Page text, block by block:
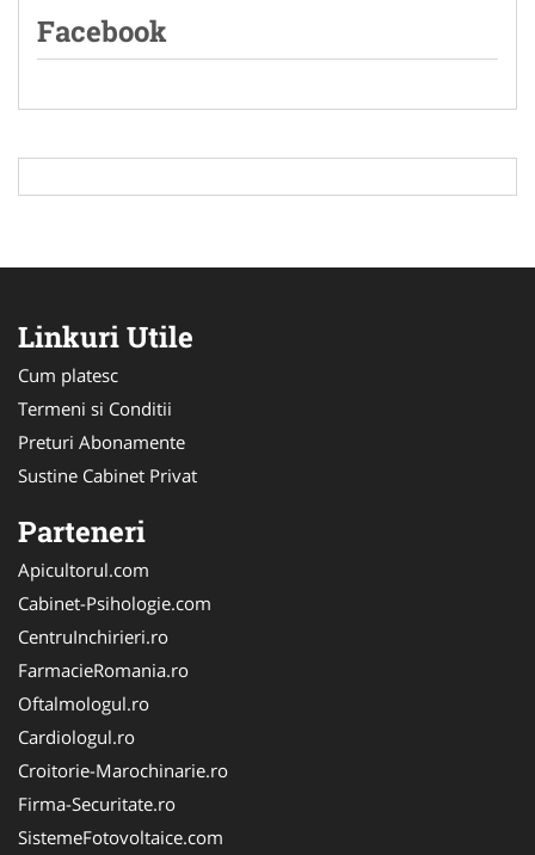
Facebook
Linkuri Utile
Cum platesc
Termeni si Conditii
Preturi Abonamente
Sustine Cabinet Privat
Parteneri
Apicultorul.com
Cabinet-Psihologie.com
CentruInchirieri.ro
FarmacieRomania.ro
Oftalmologul.ro
Cardiologul.ro
Croitorie-Marochinarie.ro
Firma-Securitate.ro
SistemeFotovoltaice.com